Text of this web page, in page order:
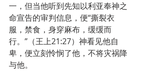
一，但当他听到先知以利亚奉神之
命宣告的审判信息，便“撕裂衣
服，禁食，身穿麻布，缓缓而
行。”（王上21:27）神看见他自
卑，便立刻怜悯了他，不将灾祸降
与他。